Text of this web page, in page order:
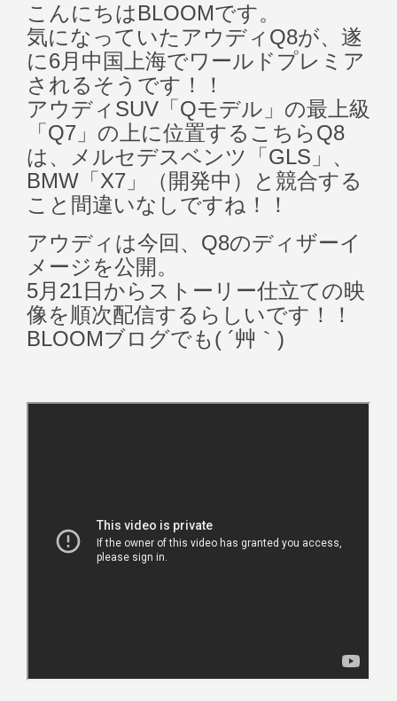
こんにちはBLOOMです。
気になっていたアウディQ8が、遂
に6月中国上海でワールドプレミア
されるそうです！！
アウディSUV「Qモデル」の最上級
「Q7」の上に位置するこちらQ8
は、メルセデスベンツ「 GLS」、
BMW「X7」（開発中）と競合する
こと間違いなしですね！！
アウディは今回、Q8のディザーイ
メージを公開。
5月21日からストーリー仕立ての映
像を順次配信するらしいです！！
BLOOMブログでも( ´艸｀)